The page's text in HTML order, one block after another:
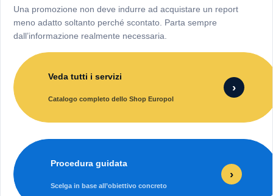
Una promozione non deve indurre ad acquistare un report
meno adatto soltanto perché scontato. Parta sempre
dall’informazione realmente necessaria.
Veda tutti i servizi
Catalogo completo dello Shop Europol
›
Procedura guidata
Scelga in base all’obiettivo concreto
›